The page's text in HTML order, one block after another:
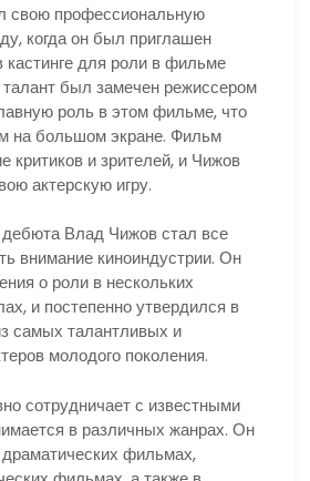
свою профессиональную
когда он был приглашен
кастинге для роли в фильме
был замечен режиссером
роль в этом фильме, что
на большом экране. Фильм
критиков и зрителей, и Чижов
актерскую игру.
Влад Чижов стал все
внимание киноиндустрии. Он
о роли в нескольких
и постепенно утвердился в
самых талантливых и
молодого поколения.
сотрудничает с известными
в различных жанрах. Он
фильмах,